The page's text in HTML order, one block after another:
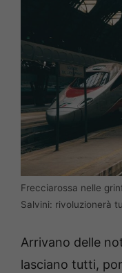
Frecciarossa nelle
Salvini: rivoluzionerà
Arrivano delle
lasciano tutti,